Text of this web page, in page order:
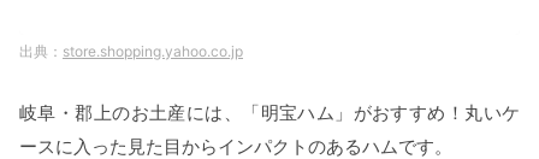
store.shopping.yahoo.co.jp
岐阜・郡上のお土産には、「明宝ハム」がおすすめ！丸いケ
ースに入った見た目からインパクトのあるハムです。